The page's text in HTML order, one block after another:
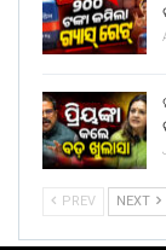
PREV NEXT